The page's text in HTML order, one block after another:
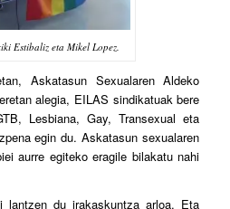
Estibaliz eta Mikel Lopez.
Askatasun Sexualaren Aldeko
alegia, EILAS sindikatuak bere
Lesbiana, Gay, Transexual eta
egin du. Askatasun sexualaren
aurre egiteko eragile bilakatu nahi
lantzen du irakaskuntza arloa. Eta